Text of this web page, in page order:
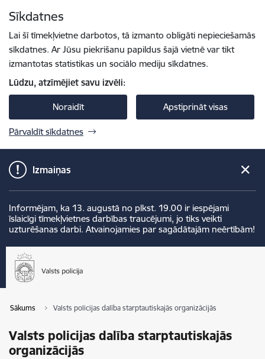
Sīkdatnes
Lai šī tīmekļvietne darbotos, tā izmanto obligāti nepieciešamās
sīkdatnes. Ar Jūsu piekrišanu papildus šajā vietnē var tikt
izmantotas statistikas un sociālo mediju sīkdatnes.
Lūdzu, atzīmējiet savu izvēli:
Noraidīt Apstiprināt visas
Pārvaldīt sīkdatnes
Izmaiņas
Informējam, ka 13. augustā no plkst. 19.00 ir iespējami
īslaicīgi tīmekļvietnes darbības traucējumi, jo tiks veikti
uzturēšanas darbi. Atvainojamies par sagādātajām neērtībām!
Sākums Valsts policijas dalība starptautiskajās organizācijās
Valsts policijas dalība starptautiskajās
organizācijās